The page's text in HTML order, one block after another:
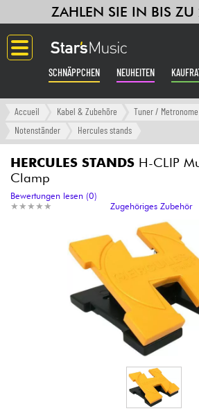
ZAHLEN SIE IN BIS ZU
SCHNÄPPCHEN NEUHEITEN
Langue
Klaviere & Piano
Synths & samplers
Accueil Kabel & Zubehöre
Tuner /
Notenständer
Hercules stands
HERCULES STANDS H-CLIP
Clamp
★ ★ ★ ★ ★
★ ★ ★ ★ ★
Bewertungen lesen (0)
Zugehöriges Zubehör